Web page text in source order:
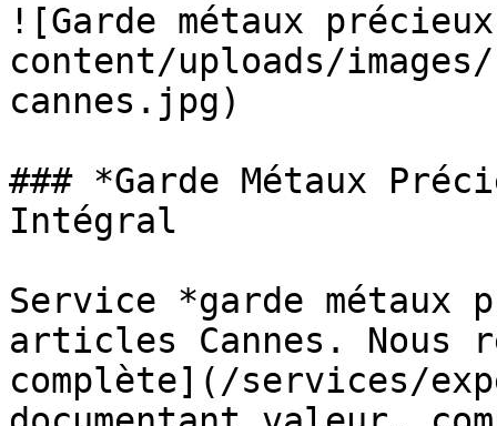
![Garde métaux
content/uploads/
cannes.jpg)
### *Garde Métaux
Intégral
Service *garde métaux
articles Cannes. Nous
complète](/services/